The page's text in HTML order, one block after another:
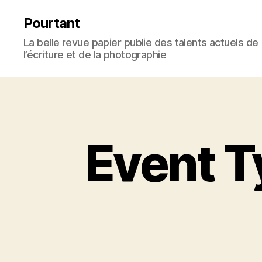
Pourtant
La belle revue papier publie des talents actuels de
l’écriture et de la photographie
Event